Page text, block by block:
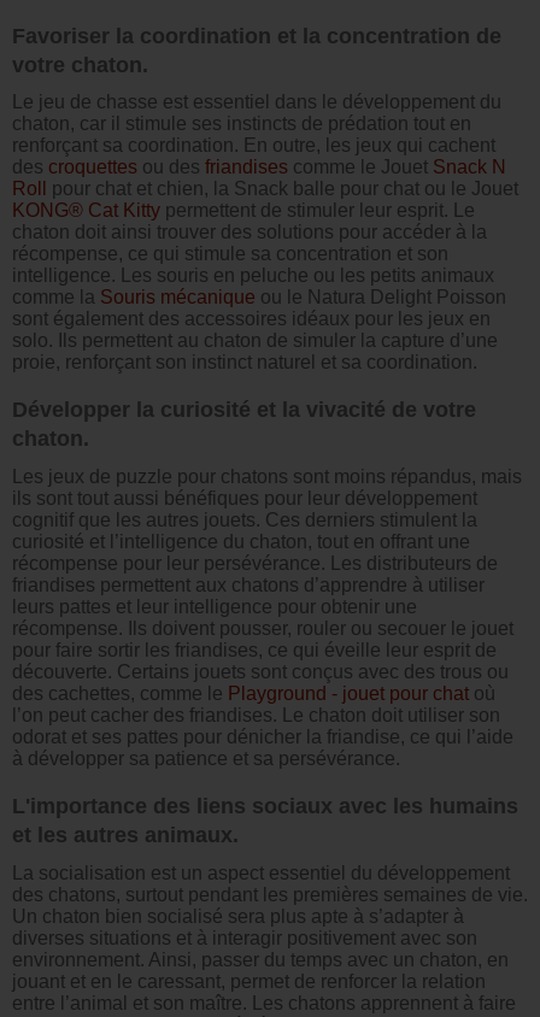
Favoriser la coordination et la concentration de
votre chaton.
Le jeu de chasse est essentiel dans le développement du
chaton, car il stimule ses instincts de prédation tout en
renforçant sa coordination. En outre, les jeux qui cachent
des croquettes ou des friandises comme le Jouet Snack N
Roll
pour chat et chien, la Snack balle pour chat ou le Jouet
KONG® Cat Kitty permettent de stimuler leur esprit. Le
chaton doit ainsi trouver des solutions pour accéder à la
récompense, ce qui stimule sa concentration et son
intelligence. Les souris en peluche ou les petits animaux
comme la Souris mécanique ou le Natura Delight Poisson
sont également des accessoires idéaux pour les jeux en
solo. Ils permettent au chaton de simuler la capture d’une
proie, renforçant son instinct naturel et sa coordination.
Développer la curiosité et la vivacité de votre
chaton.
Les jeux de puzzle pour chatons sont moins répandus, mais
ils sont tout aussi bénéfiques pour leur développement
cognitif que les autres jouets. Ces derniers stimulent la
curiosité et l’intelligence du chaton, tout en offrant une
récompense pour leur persévérance. Les distributeurs de
friandises permettent aux chatons d’apprendre à utiliser
leurs pattes et leur intelligence pour obtenir une
récompense. Ils doivent pousser, rouler ou secouer le jouet
pour faire sortir les friandises, ce qui éveille leur esprit de
découverte. Certains jouets sont conçus avec des trous ou
des cachettes, comme le Playground - jouet pour chat où
l’on peut cacher des friandises. Le chaton doit utiliser son
odorat et ses pattes pour dénicher la friandise, ce qui l’aide
à développer sa patience et sa persévérance.
L'importance des liens sociaux avec les humains
et les autres animaux.
La socialisation est un aspect essentiel du développement
des chatons, surtout pendant les premières semaines de vie.
Un chaton bien socialisé sera plus apte à s’adapter à
diverses situations et à interagir positivement avec son
environnement. Ainsi, passer du temps avec un chaton, en
jouant et en le caressant, permet de renforcer la relation
entre l’animal et son maître. Les chatons apprennent à faire